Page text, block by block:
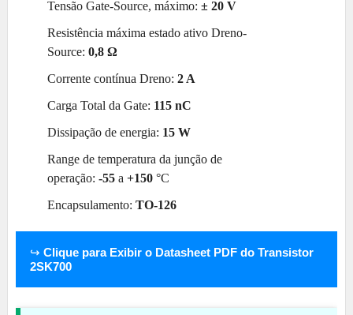
Tensão Gate-Source, máximo: ± 20 V
Resistência máxima estado ativo Dreno-
Source: 0,8 Ω
Corrente contínua Dreno: 2 A
Carga Total da Gate: 115 nC
Dissipação de energia: 15 W
Range de temperatura da junção de
operação: -55a +150°C
Encapsulamento: TO-126
↪ Clique para Exibir o Datasheet PDF do Transistor
2SK700